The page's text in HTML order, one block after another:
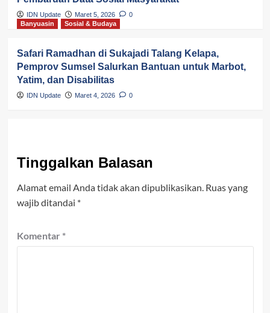
IDN Update Maret 5, 2026
0
Banyuasin
Sosial & Budaya
Safari Ramadhan di Sukajadi Talang Kelapa,
Pemprov Sumsel Salurkan Bantuan untuk Marbot,
Yatim, dan Disabilitas
IDN Update Maret 4, 2026 0
Tinggalkan Balasan
Alamat email Anda tidak akan dipublikasikan. Ruas yang
wajib ditandai *
Komentar *